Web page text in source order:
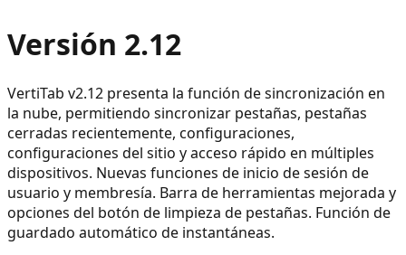
Versión 2.12
VertiTab v2.12 presenta la función de sincronización en
la nube, permitiendo sincronizar pestañas, pestañas
cerradas recientemente, configuraciones,
configuraciones del sitio y acceso rápido en múltiples
dispositivos. Nuevas funciones de inicio de sesión de
usuario y membresía. Barra de herramientas mejorada y
opciones del botón de limpieza de pestañas. Función de
guardado automático de instantáneas.